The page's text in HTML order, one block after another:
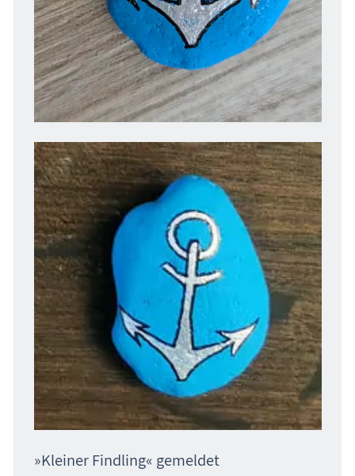
»Kleiner Findling« gemeldet